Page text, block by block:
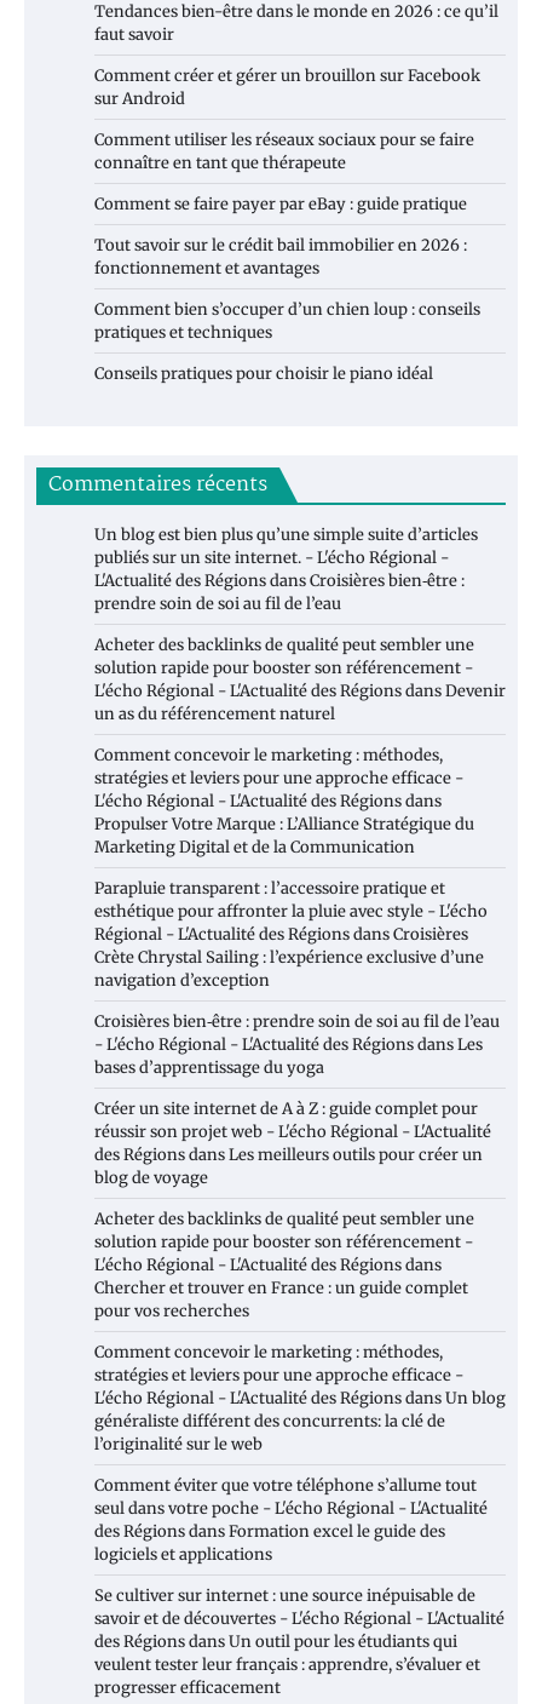
Tendances bien-être dans le monde en 2026 : ce qu’il
faut savoir
Comment créer et gérer un brouillon sur Facebook
sur Android
Comment utiliser les réseaux sociaux pour se faire
connaître en tant que thérapeute
Comment se faire payer par eBay : guide pratique
Tout savoir sur le crédit bail immobilier en 2026 :
fonctionnement et avantages
Comment bien s’occuper d’un chien loup : conseils
pratiques et techniques
Conseils pratiques pour choisir le piano idéal
Commentaires récents
Un blog est bien plus qu’une simple suite d’articles
publiés sur un site internet. - L'écho Régional -
L'Actualité des RégionsdansCroisières bien‑être :
prendre soin de soi au fil de l’eau
Acheter des backlinks de qualité peut sembler une
solution rapide pour booster son référencement -
L'écho Régional - L'Actualité des RégionsdansDevenir
un as du référencement naturel
Comment concevoir le marketing : méthodes,
stratégies et leviers pour une approche efficace -
L'écho Régional - L'Actualité des Régionsdans
Propulser Votre Marque : L’Alliance Stratégique du
Marketing Digital et de la Communication
Parapluie transparent : l’accessoire pratique et
esthétique pour affronter la pluie avec style - L'écho
Régional - L'Actualité des RégionsdansCroisières
Crète Chrystal Sailing : l’expérience exclusive d’une
navigation d’exception
Croisières bien‑être : prendre soin de soi au fil de l’eau
- L'écho Régional - L'Actualité des RégionsdansLes
bases d’apprentissage du yoga
Créer un site internet de A à Z : guide complet pour
réussir son projet web - L'écho Régional - L'Actualité
des RégionsdansLes meilleurs outils pour créer un
blog de voyage
Acheter des backlinks de qualité peut sembler une
solution rapide pour booster son référencement -
L'écho Régional - L'Actualité des Régionsdans
Chercher et trouver en France : un guide complet
pour vos recherches
Comment concevoir le marketing : méthodes,
stratégies et leviers pour une approche efficace -
L'écho Régional - L'Actualité des RégionsdansUn blog
généraliste différent des concurrents: la clé de
l’originalité sur le web
Comment éviter que votre téléphone s’allume tout
seul dans votre poche - L'écho Régional - L'Actualité
des RégionsdansFormation excel le guide des
logiciels et applications
Se cultiver sur internet : une source inépuisable de
savoir et de découvertes - L'écho Régional - L'Actualité
des RégionsdansUn outil pour les étudiants qui
veulent tester leur français : apprendre, s’évaluer et
progresser efficacement